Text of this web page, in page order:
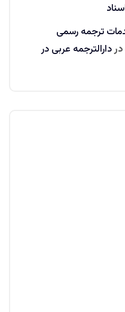
ترجمه رسمی
دردارالترجمه عربی در